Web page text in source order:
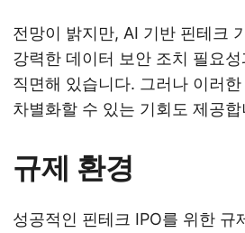
전망이 밝지만, AI 기반 핀테크
강력한 데이터 보안 조치 필요
직면해 있습니다. 그러나 이러
차별화할 수 있는 기회도 제공합
규제 환경
성공적인 핀테크 IPO를 위한 규